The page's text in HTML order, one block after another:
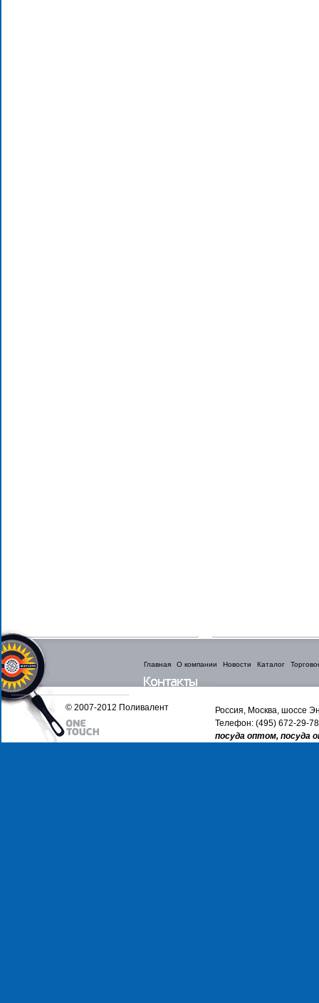
Главная О компании Новости Каталог
Россия, Москва, шоссе
Телефон: (495) 672-29-
посуда оптом, посуда
© 2007-2012 Поливалент